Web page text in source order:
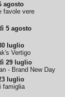
agosto
favole vere
5 agosto
luglio
Vertigo
29 luglio
- Brand New Day
luglio
famiglia